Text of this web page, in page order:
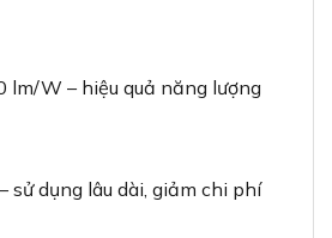
lm/W – hiệu quả năng lượng
sử dụng lâu dài, giảm chi phí